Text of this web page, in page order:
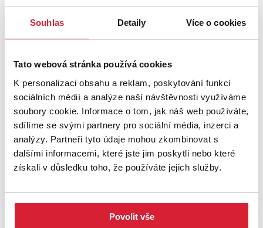
Souhlas Detaily Více o cookies
Tato webová stránka používá cookies
K personalizaci obsahu a reklam, poskytování funkcí
sociálních médií a analýze naší návštěvnosti využíváme
soubory cookie. Informace o tom, jak náš web používáte,
sdílíme se svými partnery pro sociální média, inzerci a
analýzy. Partneři tyto údaje mohou zkombinovat s
dalšími informacemi, které jste jim poskytli nebo které
získali v důsledku toho, že používáte jejich služby.
Povolit vše
Swiss Life Select Vám nabízí možnost vypracování nezávislé
tvorby financování na míru dle Vašich požadavků a možností. Díky
Vám doporučíme nejlepší financování Vaší nemovitosti.
Více informací u makléřky Vlastimily Bolehovské, která se bude
těšit na společnou prohlídku.
UMÍSTĚNÍ OBJEKTU
+